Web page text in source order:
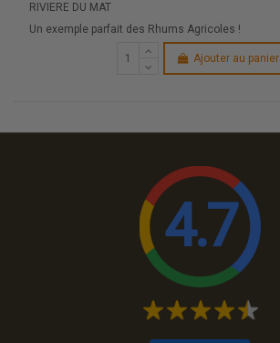
RIVIERE DU MAT
Un exemple parfait des Rhums Agricoles !
Ajouter au panier
4.7